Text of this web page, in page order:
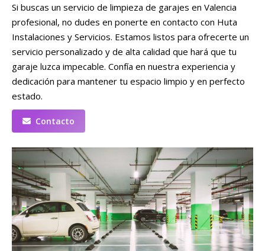
Si buscas un servicio de limpieza de garajes en Valencia
profesional, no dudes en ponerte en contacto con Huta
Instalaciones y Servicios. Estamos listos para ofrecerte un
servicio personalizado y de alta calidad que hará que tu
garaje luzca impecable. Confía en nuestra experiencia y
dedicación para mantener tu espacio limpio y en perfecto
estado.
Contacto